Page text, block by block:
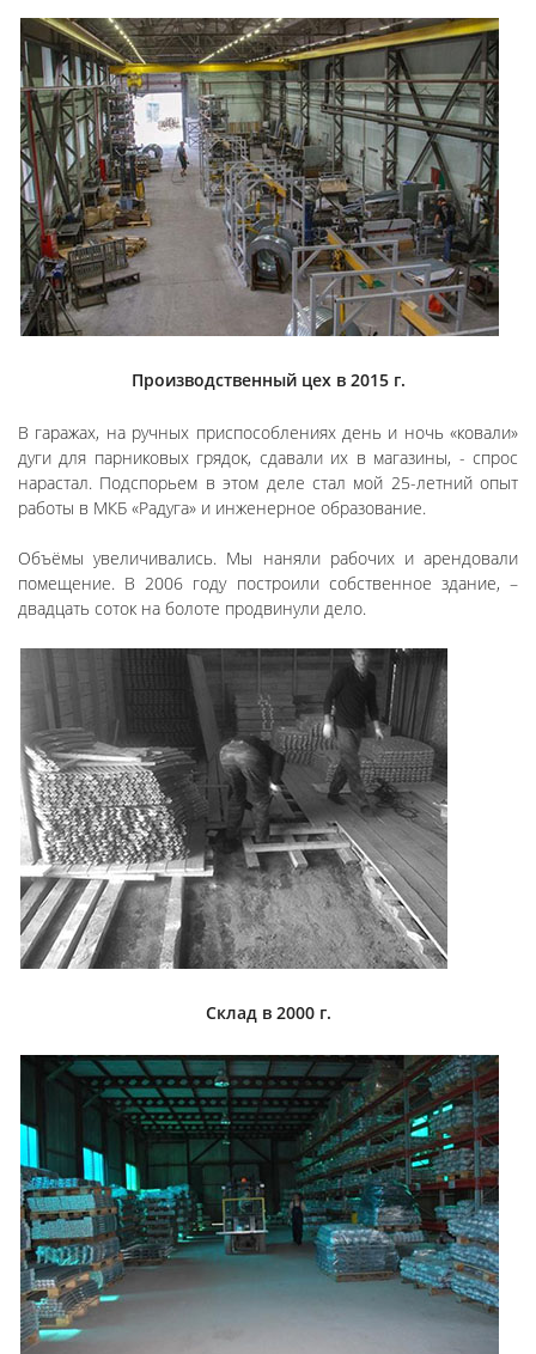
Производственный цех в 2015 г.
В гаражах, на ручных приспособлениях день и ночь «ковали»
дуги для парниковых грядок, сдавали их в магазины, - спрос
нарастал. Подспорьем в этом деле стал мой 25-летний опыт
работы в МКБ «Радуга» и инженерное образование.
Объёмы увеличивались. Мы наняли рабочих и арендовали
помещение. В 2006 году построили собственное здание, –
двадцать соток на болоте продвинули дело.
Склад в 2000 г.